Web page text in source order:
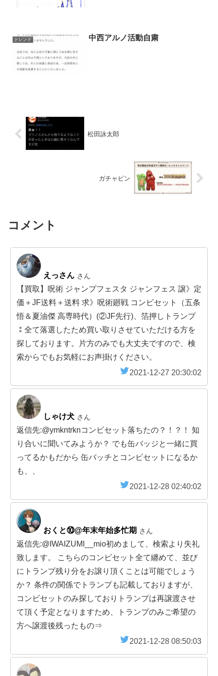
トレンド 中西アルノ活動自粛
松田詠太郎
ガチャピン
コメント
えっさん さん
【買取】呪術 ジャンプフェスタ ジャンフェス 譲》定
価＋JF送料＋送料 求》呪術廻戦 コンビセット（五条
悟＆夏油傑 高専時代）(②JF先行)、箔押しトランプ
⁑全て落選したため買い取りさせていただける方を
探しております。片方のみでも大丈夫ですので、検
索からでもお気軽にお声掛けください。
2021-12-27 20:30:02
しゃけ犬 さん
返信先:@ymkntrknコンビセット落ちたの？！？！ 知
り合いに聞いてみようか？ でも缶バッジと一緒に買
ってるかもだから 缶バッチとコンビセットになるか
も、、
2021-12-28 02:40:02
おくと⑩@年末年始多忙期 さん
返信先:@IWAIZUMI__mio初めまして、検索より失礼
致します。 こちらのコンビセット全て纏めて、並び
にトランプ残り分をお譲り頂くことは可能でしょう
か？ 条件の関係でトランプも記載しておりますが、
コンビセットのみ探しておりトランプは再譲渡させ
て頂く予定となりますため、トランプのみご希望の
方へ譲渡後残ったもの⇒
2021-12-28 08:50:03